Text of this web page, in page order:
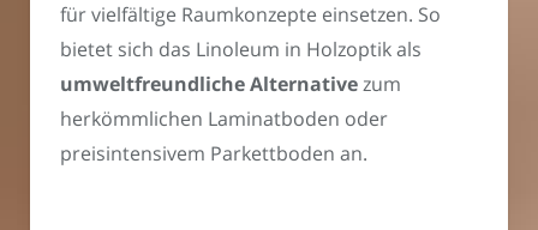
für vielfältige Raumkonzepte einsetzen. So
bietet sich das Linoleum in Holzoptik als
umweltfreundliche Alternativezum
herkömmlichen Laminatboden oder
preisintensivem Parkettboden an.